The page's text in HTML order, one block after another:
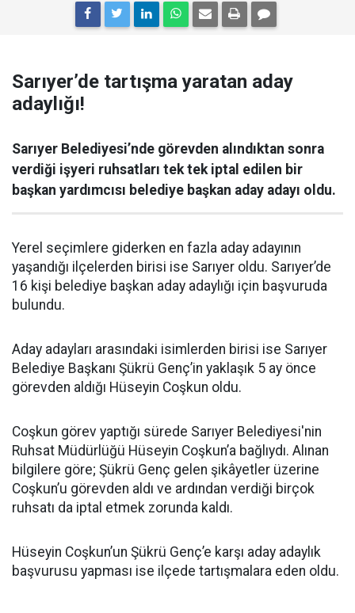
Sarıyer’de tartışma yaratan aday
adaylığı!
Sarıyer Belediyesi’nde görevden alındıktan sonra
verdiği işyeri ruhsatları tek tek iptal edilen bir
başkan yardımcısı belediye başkan aday adayı oldu.
Yerel seçimlere giderken en fazla aday adayının
yaşandığı ilçelerden birisi ise Sarıyer oldu. Sarıyer’de
16 kişi belediye başkan aday adaylığı için başvuruda
bulundu.
Aday adayları arasındaki isimlerden birisi ise Sarıyer
Belediye Başkanı Şükrü Genç’in yaklaşık 5 ay önce
görevden aldığı Hüseyin Coşkun oldu.
Coşkun görev yaptığı sürede Sarıyer Belediyesi'nin
Ruhsat Müdürlüğü Hüseyin Coşkun’a bağlıydı. Alınan
bilgilere göre; Şükrü Genç gelen şikâyetler üzerine
Coşkun’u görevden aldı ve ardından verdiği birçok
ruhsatı da iptal etmek zorunda kaldı.
Hüseyin Coşkun’un Şükrü Genç’e karşı aday adaylık
başvurusu yapması ise ilçede tartışmalara eden oldu.